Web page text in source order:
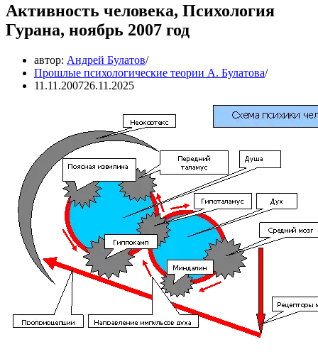
Активность человека, Психология
Гурана, ноябрь 2007 год
автор: Андрей Булатов
Прошлые психологические теории А. Булатова
11.11.200726.11.2025